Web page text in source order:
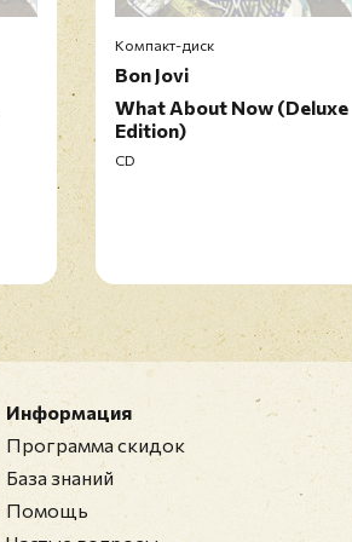
Компакт-диск
Bon Jovi
What About Now (Deluxe
Edition)
CD
Информация
Программа скидок
База знаний
Помощь